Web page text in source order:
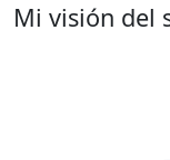
Mi visión del